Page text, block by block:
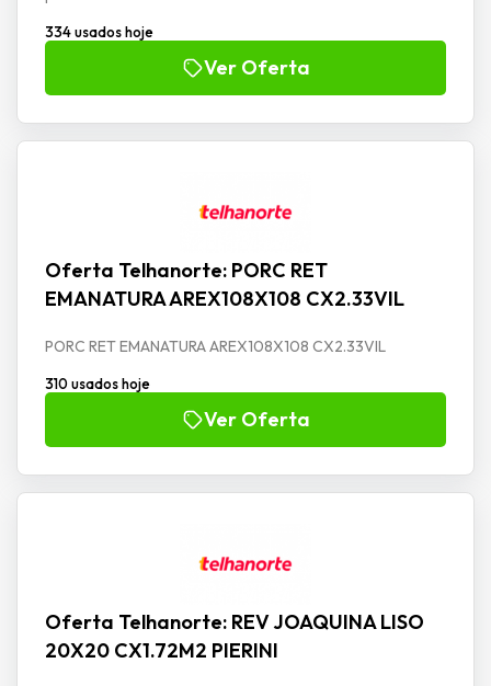
334 usados hoje
Ver Oferta
Oferta Telhanorte: PORC RET
EMANATURA AREX108X108 CX2.33VIL
PORC RET EMANATURA AREX108X108 CX2.33VIL
310 usados hoje
Ver Oferta
Oferta Telhanorte: REV JOAQUINA LISO
20X20 CX1.72M2 PIERINI